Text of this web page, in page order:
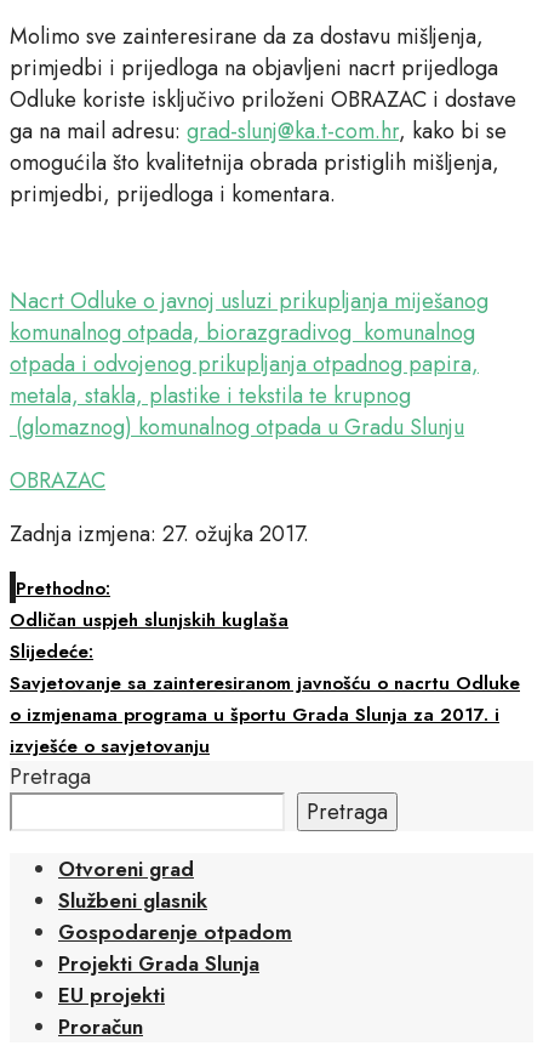
Molimo sve zainteresirane da za dostavu mišljenja,
primjedbi i prijedloga na objavljeni nacrt prijedloga
Odluke koriste isključivo priloženi OBRAZAC i dostave
ga na mail adresu: grad-slunj@ka.t-com.hr, kako bi se
omogućila što kvalitetnija obrada pristiglih mišljenja,
primjedbi, prijedloga i komentara.
Nacrt Odluke o javnoj usluzi prikupljanja miješanog
komunalnog otpada, biorazgradivog komunalnog
otpada i odvojenog prikupljanja otpadnog papira,
metala, stakla, plastike i tekstila te krupnog
(glomaznog) komunalnog otpada u Gradu Slunju
OBRAZAC
Zadnja izmjena: 27. ožujka 2017.
Prethodno:
Odličan uspjeh slunjskih kuglaša
Slijedeće:
Savjetovanje sa zainteresiranom javnošću o nacrtu Odluke
o izmjenama programa u športu Grada Slunja za 2017. i
izvješće o savjetovanju
Pretraga
Pretraga
Otvoreni grad
Službeni glasnik
Gospodarenje otpadom
Projekti Grada Slunja
EU projekti
Proračun